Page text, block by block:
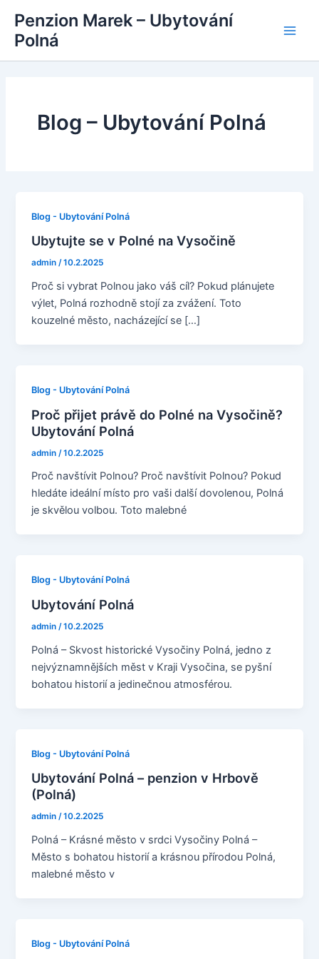
obsah
Penzion Marek – Ubytování
Polná
Blog – Ubytování Polná
Blog - Ubytování Polná
Ubytujte se v Polné na Vysočině
admin/10.2.2025
Proč si vybrat Polnou jako váš cíl? Pokud plánujete
výlet, Polná rozhodně stojí za zvážení. Toto
kouzelné město, nacházející se […]
Blog - Ubytování Polná
Proč přijet právě do Polné na Vysočině?
Ubytování Polná
admin /10.2.2025
Proč navštívit Polnou? Proč navštívit Polnou? Pokud
hledáte ideální místo pro vaši další dovolenou, Polná
je skvělou volbou. Toto malebné
Blog - Ubytování Polná
Ubytování Polná
admin/10.2.2025
Polná – Skvost historické Vysočiny Polná, jedno z
nejvýznamnějších měst v Kraji Vysočina, se pyšní
bohatou historií a jedinečnou atmosférou.
Blog - Ubytování Polná
Ubytování Polná – penzion v Hrbově
(Polná)
admin/10.2.2025
Polná – Krásné město v srdci Vysočiny Polná –
Město s bohatou historií a krásnou přírodou Polná,
malebné město v
Blog - Ubytování Polná